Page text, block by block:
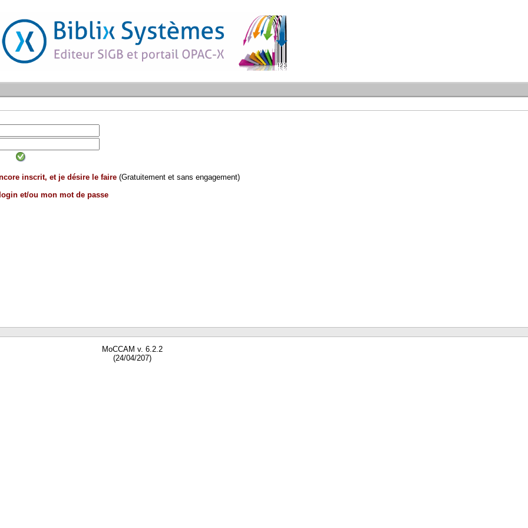
inscrit, et je désire le faire (Gratuitement et sans engagement)
et/ou mon mot de passe
MoCCAM v. 6.2.2
(24/04/207)